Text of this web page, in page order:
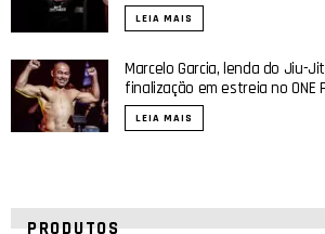
LEIA MAIS
Marcelo Garcia, lenda do Jiu-
finalização em estreia no ONE
LEIA MAIS
PRODUTOS